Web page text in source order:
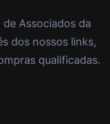
Associados da
dos nossos links,
qualificadas.